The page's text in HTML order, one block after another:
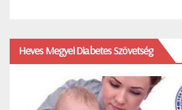
Heves Megyei Diabetes Szövetség